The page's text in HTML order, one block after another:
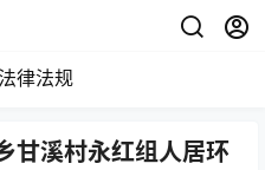
律法规
甘溪村永红组人居环